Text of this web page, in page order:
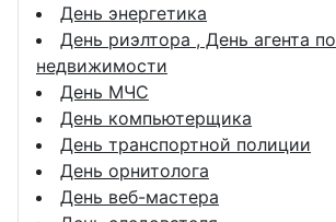
День энергетика
День риэлтора , День агента по
недвижимости
День МЧС
День компьютерщика
День транспортной полиции
День орнитолога
День веб-мастера